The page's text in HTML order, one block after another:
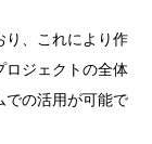
り、これにより作
ロジェクトの全体
での活用が可能で